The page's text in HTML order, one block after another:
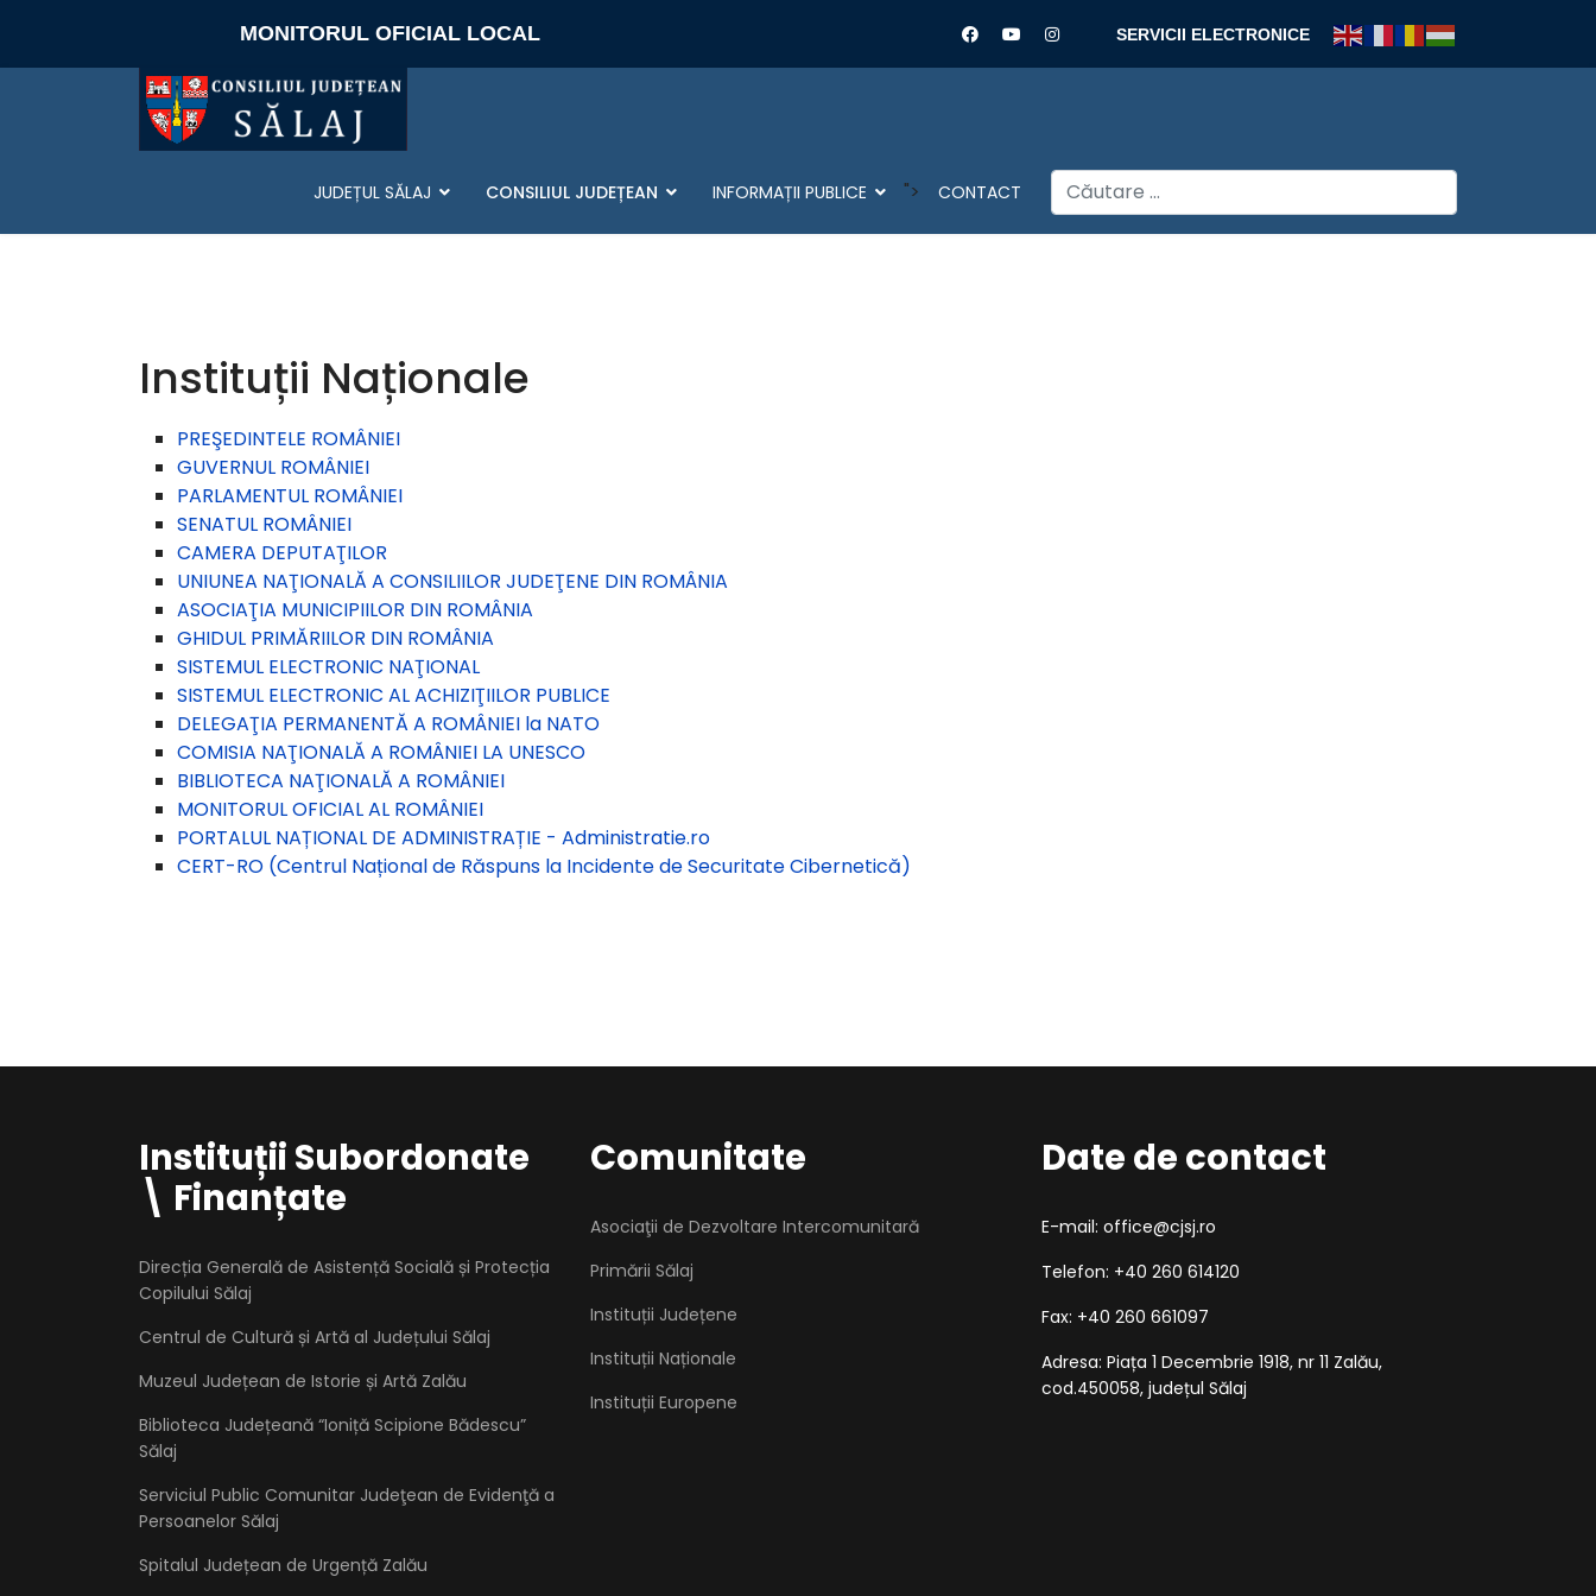
MONITORUL OFICIAL LOCAL SERVICII ELECTRONICE
JUDEȚUL SĂLAJ CONSILIUL JUDEȚEAN INFORMAȚII PUBLICE "> CONTACT Cautare
Instituții Naționale
PREŞEDINTELE ROMÂNIEI
GUVERNUL ROMÂNIEI
PARLAMENTUL ROMÂNIEI
SENATUL ROMÂNIEI
CAMERA DEPUTAŢILOR
UNIUNEA NAŢIONALĂ A CONSILIILOR JUDEŢENE DIN ROMÂNIA
ASOCIAŢIA MUNICIPIILOR DIN ROMÂNIA
GHIDUL PRIMĂRIILOR DIN ROMÂNIA
SISTEMUL ELECTRONIC NAŢIONAL
SISTEMUL ELECTRONIC AL ACHIZIŢIILOR PUBLICE
DELEGAŢIA PERMANENTĂ A ROMÂNIEI la NATO
COMISIA NAŢIONALĂ A ROMÂNIEI LA UNESCO
BIBLIOTECA NAŢIONALĂ A ROMÂNIEI
MONITORUL OFICIAL AL ROMÂNIEI
PORTALUL NAȚIONAL DE ADMINISTRAȚIE - Administratie.ro
CERT-RO (Centrul Național de Răspuns la Incidente de Securitate Cibernetică)
Instituții Subordonate
\ Finanțate
Direcția Generală de Asistență Socială și Protecția
Copilului Sălaj
Centrul de Cultură și Artă al Județului Sălaj
Muzeul Județean de Istorie și Artă Zalău
Biblioteca Județeană “Ioniță Scipione Bădescu”
Sălaj
Serviciul Public Comunitar Judeţean de Evidenţă a
Persoanelor Sălaj
Spitalul Județean de Urgență Zalău
Comunitate
Asociaţii de Dezvoltare Intercomunitară
Primării Sălaj
Instituții Județene
Instituții Naționale
Instituții Europene
Date de contact
E-mail: office@cjsj.ro
Telefon: +40 260 614120
Fax: +40 260 661097
Adresa: Piața 1 Decembrie 1918, nr 11 Zalău,
cod.450058, județul Sălaj